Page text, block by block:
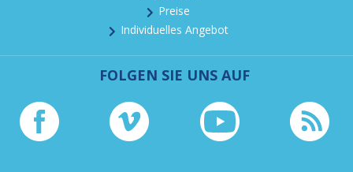
Preise
Individuelles Angebot
FOLGEN SIE UNS AUF